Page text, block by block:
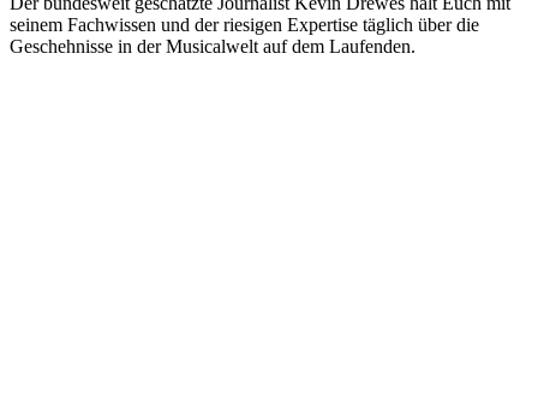
seinem Fachwissen und der riesigen Expertise täglich über die
Geschehnisse in der Musicalwelt auf dem Laufenden.